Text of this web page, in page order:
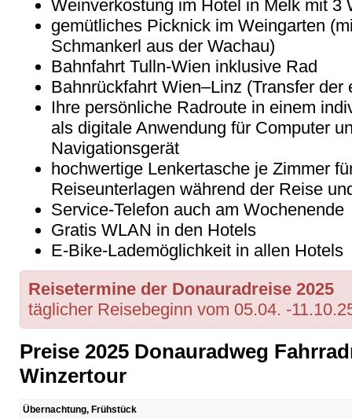
Weinverkostung im Hotel in Melk mit 3
gemütliches Picknick im Weingarten
Schmankerl aus der Wachau)
Bahnfahrt Tulln-Wien inklusive Rad
Bahnrückfahrt Wien–Linz (Transfer
Ihre persönliche Radroute in einem
als digitale Anwendung für Computer
Navigationsgerät
hochwertige Lenkertasche je Zimmer
Reiseunterlagen während der Reise
Service-Telefon auch am Wochenende
Gratis WLAN in den Hotels
E-Bike-Lademöglichkeit in allen Hotels
Reisetermine der Donauradreise 2025
täglicher Reisebeginn vom 05.04. -
Preise 2025 Donauradweg
Winzertour
Übernachtung, Frühstück